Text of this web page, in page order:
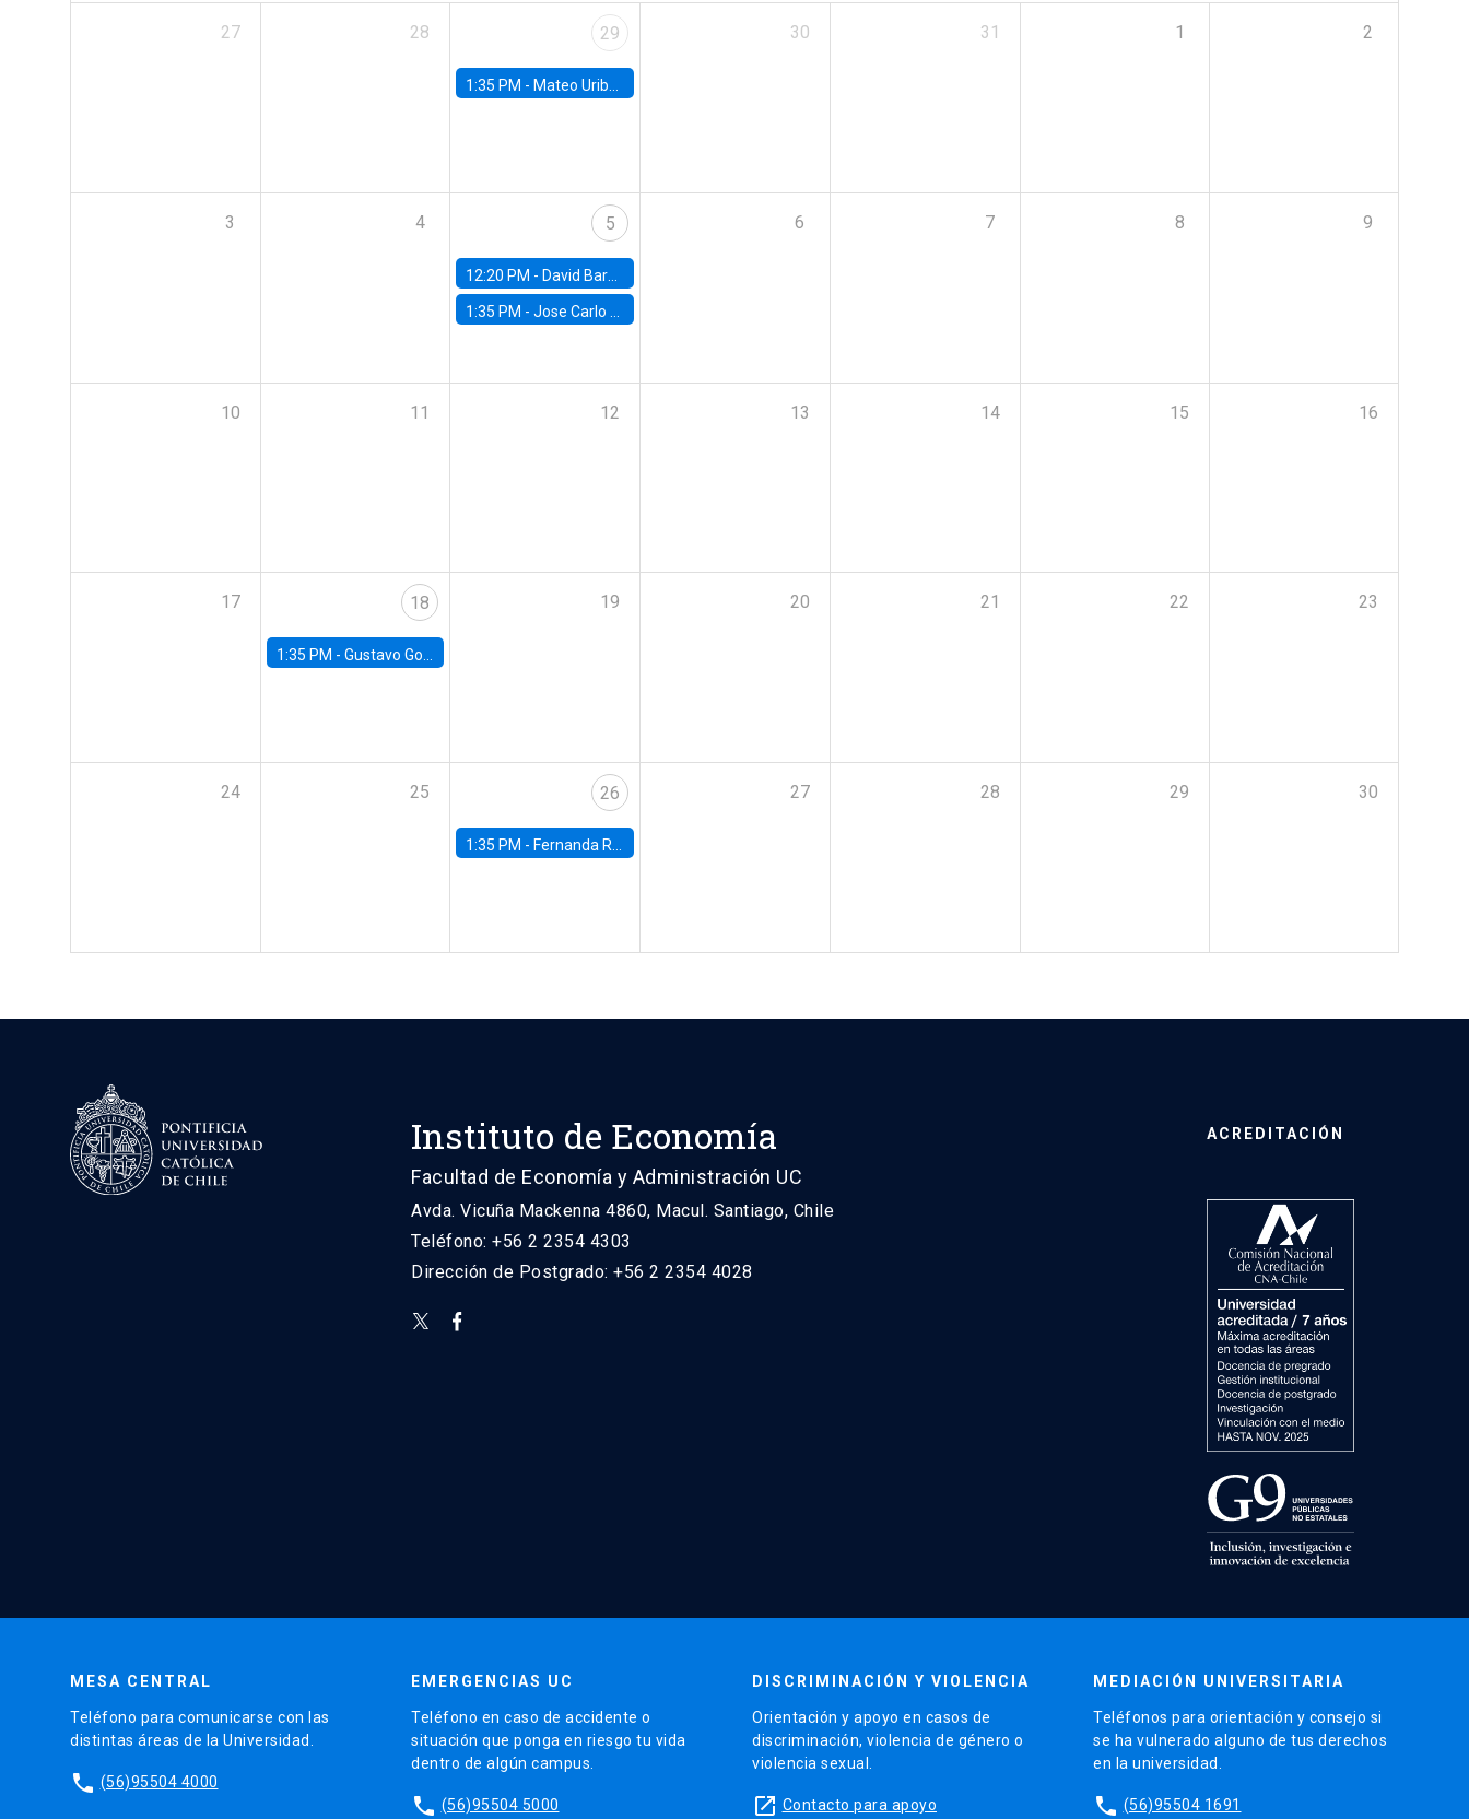
27 28 29
1:35 PM - Mateo Uribe-Castro, Universidad de los Andes (Colombia)
30 31 1 2
3 4 5
12:20 PM - David Bardey, Universidad de los Andes - CEDE
1:35 PM -Jose Carlo Bermudez, UC (ME) & World Bank
6 7 8 9
10 11 12 13 14 15 16
17 18
1:35 PM - Gustavo González, Banco Central de Chile
19 20 21 22 23
24 25 26
1:35 PM - Fernanda Rojas Ampuero, University of Wisconsin-Madison
27 28 29 30
Instituto de Economía
Facultad de Economía y Administración UC
Avda. Vicuña Mackenna 4860, Macul. Santiago, Chile
Teléfono: +56 2 2354 4303
Dirección de Postgrado: +56 2 2354 4028
ACREDITACIÓN
MESA CENTRAL
Teléfono para comunicarse con las
distintas áreas de la Universidad.
phone (56)95504 4000
EMERGENCIAS UC
Teléfono en caso de accidente o
situación que ponga en riesgo tu vida
dentro de algún campus.
phone (56)95504 5000
DISCRIMINACIÓN Y VIOLENCIA
Orientación y apoyo en casos de
discriminación, violencia de género o
violencia sexual.
launch Contacto para apoyo
MEDIACIÓN UNIVERSITARIA
Teléfonos para orientación y consejo si
se ha vulnerado alguno de tus derechos
en la universidad.
phone (56)95504 1691